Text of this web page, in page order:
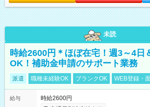
未読
時給2600円＊ほぼ在宅！週3～4日
OK！補助金申請のサポート業務
派遣 職種未経験OK ブランクOK WEB登録・
給与
時給2600円